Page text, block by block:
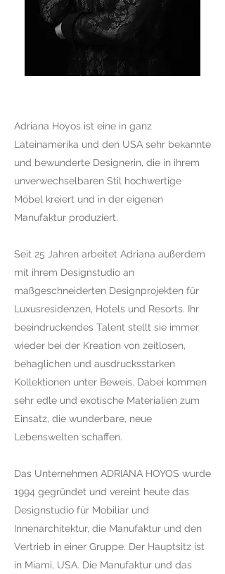
Adriana Hoyos ist eine in ganz
Lateinamerika und den USA sehr bekannte
und bewunderte Designerin, die in ihrem
unverwechselbaren Stil hochwertige
Möbel kreiert und in der eigenen
Manufaktur produziert.
Seit 25 Jahren arbeitet Adriana außerdem
mit ihrem Designstudio an
maßgeschneiderten Designprojekten für
Luxusresidenzen, Hotels und Resorts. Ihr
beeindruckendes Talent stellt sie immer
wieder bei der Kreation von zeitlosen,
behaglichen und ausdrucksstarken
Kollektionen unter Beweis. Dabei kommen
sehr edle und exotische Materialien zum
Einsatz, die wunderbare, neue
Lebenswelten schaffen.
Das Unternehmen ADRIANA HOYOS wurde
1994 gegründet und vereint heute das
Designstudio für Mobiliar und
Innenarchitektur, die Manufaktur und den
Vertrieb in einer Gruppe. Der Hauptsitz ist
in Miami, USA. Die Manufaktur und das